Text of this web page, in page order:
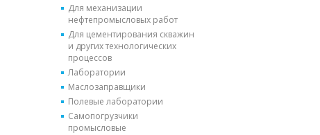
Для механизации
нефтепромысловых работ
Для цементирования скважин
и других технологических
процессов
Лаборатории
Маслозаправщики
Полевые лаборатории
Самопогрузчики
промысловые